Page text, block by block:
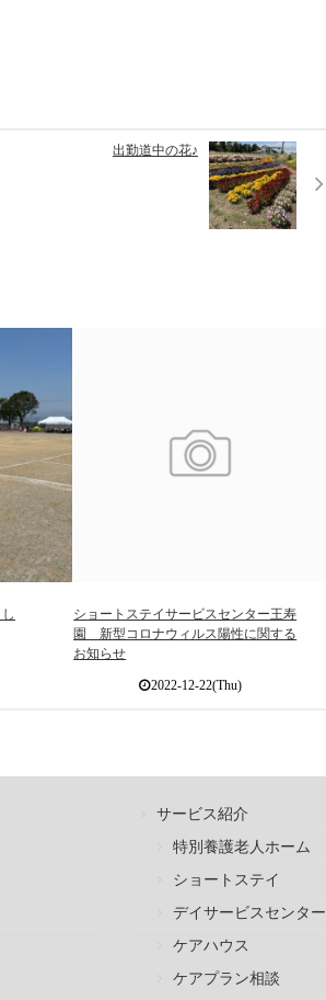
出勤道中の花♪
ショートステイサービスセンター王寿
園 新型コロナウィルス陽性に関する
お知らせ
2022-12-22(Thu)
サービス紹介
特別養護老人ホーム
ショートステイ
デイサービスセンター
ケアハウス
ケアプラン相談